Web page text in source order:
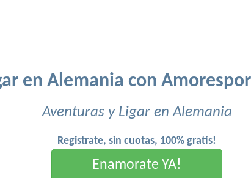
en Alemania con
Aventuras y Ligar en Alemania
Registrate, sin cuotas, 100% gratis!
Enamorate YA!